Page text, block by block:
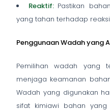
Reaktif: Pastikan
yang tahan terhadap
Penggunaan Wadah yang
Pemilihan wadah yang
menjaga keamanan
Wadah yang digunakan
sifat kimiawi bahan yang